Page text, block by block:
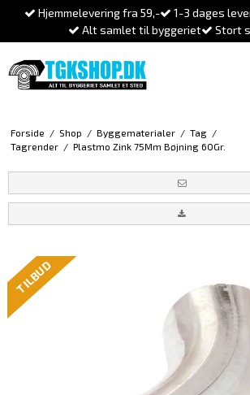
Hjemmelevering fra 59,-
1-3 dages
Alt samlet til byggeriet
Stort
Forside / Shop / Byggematerialer / Tag /
Tagrender / Plastmo Zink 75Mm Bøjning 60Gr.
TILBUD